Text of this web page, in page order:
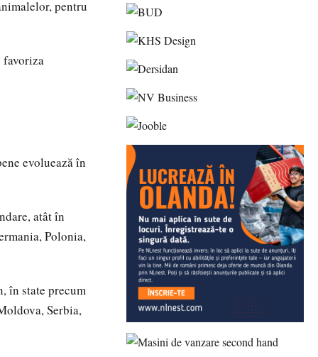
pentru
favoriza
evoluează în
atât în
Polonia,
în state precum
Serbia,